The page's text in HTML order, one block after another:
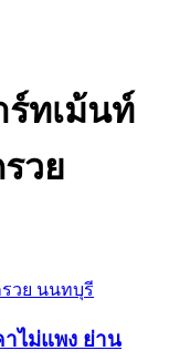
ร์ทเม้นท์
วย
วย นนทบุรี
ไม่แพง ย่าน